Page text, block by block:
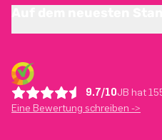
9.7/10JB hat
Eine Bewertung schreiben ->